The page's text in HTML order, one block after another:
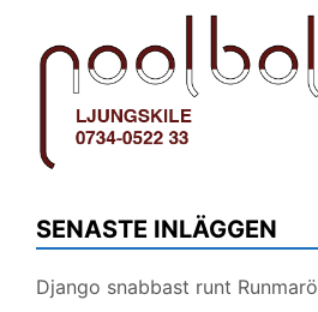
SENASTE INLÄGGEN
Django snabbast runt Runmarö